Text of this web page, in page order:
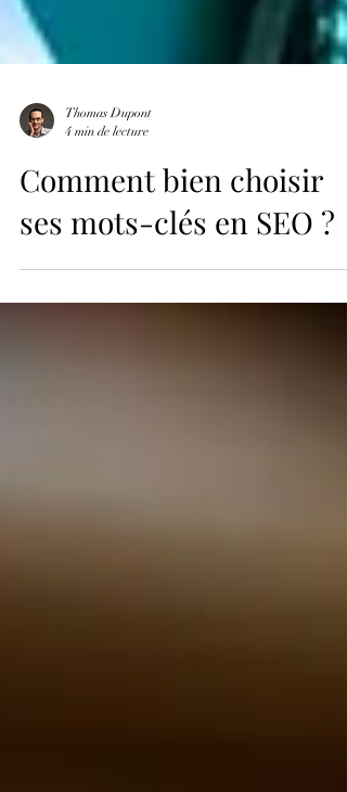
Thomas Dupont
4 min de lecture
Comment bien choisir